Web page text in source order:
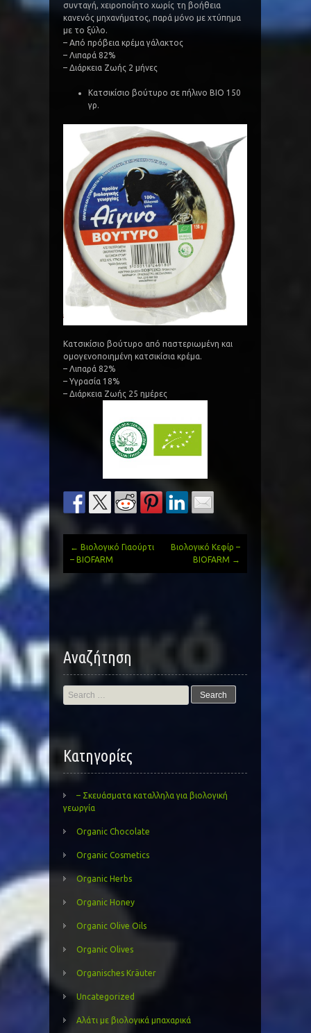
συνταγή, χειροποίητο χωρίς τη βοήθεια
κανενός μηχανήματος, παρά μόνο με χτύπημα
με το ξύλο.
– Από πρόβεια κρέμα γάλακτος
– Λιπαρά 82%
– Διάρκεια Ζωής 2 μήνες
Κατσικίσιο βούτυρο σε πήλινο BIO 150
γρ.
Κατσικίσιο βούτυρο από παστεριωμένη και
ομογενοποιημένη κατσικίσια κρέμα.
– Λιπαρά 82%
– Υγρασία 18%
– Διάρκεια Ζωής 25 ημέρες
Post
← Βιολογικό Γιαούρτι
– BIOFARM
Βιολογικό Κεφίρ –
BIOFARM →
Αναζήτηση
Search
for:
Kατηγορίες
– Σκευάσματα καταλληλα για βιολογική
γεωργία
Organic Chocolate
Organic Cosmetics
Organic Herbs
Organic Honey
Organic Olive Oils
Organic Olives
Organisches Kräuter
Uncategorized
Αλάτι με βιολογικά μπαχαρικά